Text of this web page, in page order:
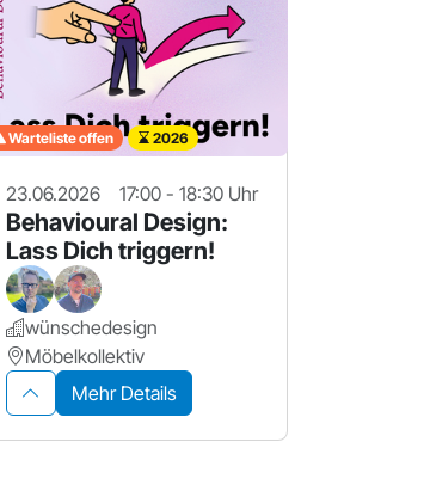
Warteliste offen 2026
23.06.2026 17:00 - 18:30 Uhr
Behavioural Design:
Lass Dich triggern!
wünschedesign
Möbelkollektiv
Mehr Details